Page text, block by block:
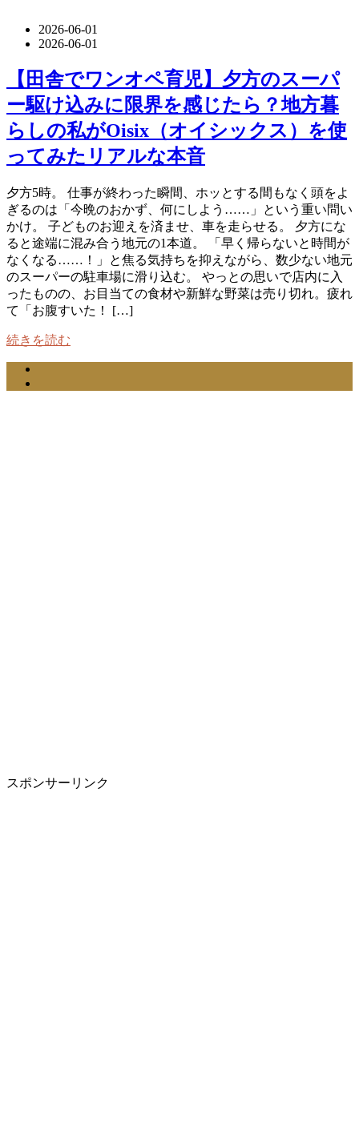
2026-06-01
2026-06-01
【田舎でワンオペ育児】夕方のスーパ
ー駆け込みに限界を感じたら？地方暮
らしの私がOisix（オイシックス）を使
ってみたリアルな本音
夕方5時。 仕事が終わった瞬間、ホッとする間もなく頭をよ
ぎるのは「今晩のおかず、何にしよう……」という重い問い
かけ。 子どものお迎えを済ませ、車を走らせる。 夕方にな
ると途端に混み合う地元の1本道。 「早く帰らないと時間が
なくなる……！」と焦る気持ちを抑えながら、数少ない地元
のスーパーの駐車場に滑り込む。 やっとの思いで店内に入
ったものの、お目当ての食材や新鮮な野菜は売り切れ。疲れ
て「お腹すいた！ […]
続きを読む
スポンサーリンク